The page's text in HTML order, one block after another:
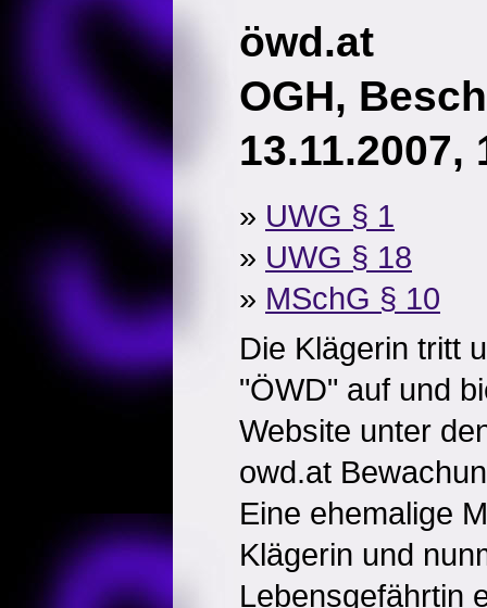
öwd.at
OGH,
13.11.2007,
» UWG § 1
» UWG § 18
» MSchG § 10
Die Klägerin tritt
"ÖWD" auf und
Website unter
owd.at
Eine ehemalige
Klägerin und
Lebensgefährtin